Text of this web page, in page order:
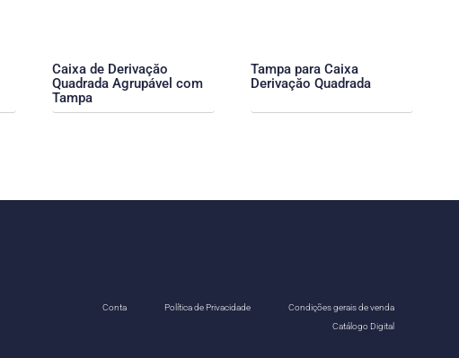
Caixa de Derivaçăo
Quadrada Agrupável com
Tampa
Tampa para Caixa
Derivaçăo Quadrada
Conta Política de Privacidade
Condições gerais de venda
Catálogo Digital